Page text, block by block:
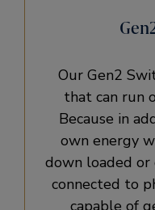
Our Gen2
that can run
Because in
own energy
down loaded or
connected to
capable of